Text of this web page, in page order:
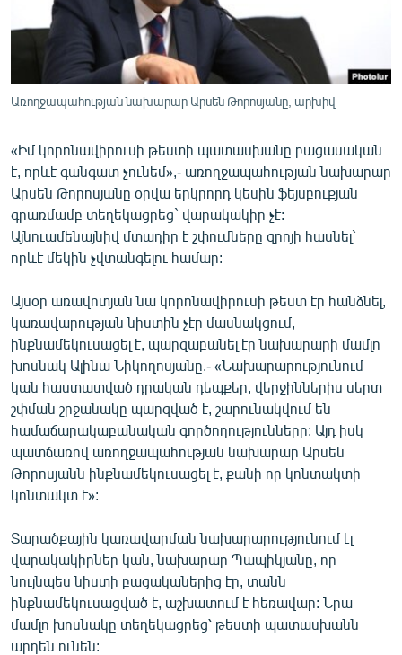
ՏՏ ԵՒ ԻՆՏԵՐՆԵՏ
ԿՈՐՈՆԱՎԻՐՈՒՍ
ԱՐԽԻՎ
ԲԱՆԱՎԵՃ
ՁԳՏԵԼՈՎ ԼԱՎԱԳՈՒՅՆԻՆ
ՓՈԴՔԱՍԹ
Հայերեն
English
Русский
ՀԵՏԵՎԵՔ ՄԵԶ
«Ազատության» բոլոր կայքերը
Առողջապահության նախարար Արսեն Թորոսյանը, արխիվ
«Իմ կորոնավիրուսի թեստի պատասխանը բացասական
է, որևէ գանգատ չունեմ»,- առողջապահության նախարար
Արսեն Թորոսյանը օրվա երկրորդ կեսին ֆեյսբուքյան
գրառմամբ տեղեկացրեց` վարակակիր չէ:
Այնուամենայնիվ մտադիր է շփումները զրոյի հասնել`
որևէ մեկին չվտանգելու համար:
Այսօր առավոտյան նա կորոնավիրուսի թեստ էր հանձնել,
կառավարության նիստին չէր մասնակցում,
ինքնամեկուսացել է, պարզաբանել էր նախարարի մամլո
խոսնակ Ալինա Նիկողոսյանը.- «Նախարարությունում
կան հաստատված դրական դեպքեր, վերջիններիս սերտ
շփման շրջանակը պարզված է, շարունակվում են
համաճարակաբանական գործողությունները: Այդ իսկ
պատճառով առողջապահության նախարար Արսեն
Թորոսյանն ինքնամեկուսացել է, քանի որ կոնտակտի
կոնտակտ է»:
Տարածքային կառավարման նախարարությունում էլ
վարակակիրներ կան, նախարար Պապիկյանը, որ
նույնպես նիստի բացականերից էր, տանն
ինքնամեկուսացված է, աշխատում է հեռավար: Նրա
մամլո խոսնակը տեղեկացրեց՝ թեստի պատասխանն
արդեն ունեն: